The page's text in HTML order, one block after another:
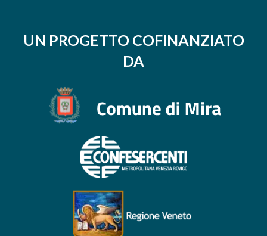
UN PROGETTO COFINANZIATO
DA